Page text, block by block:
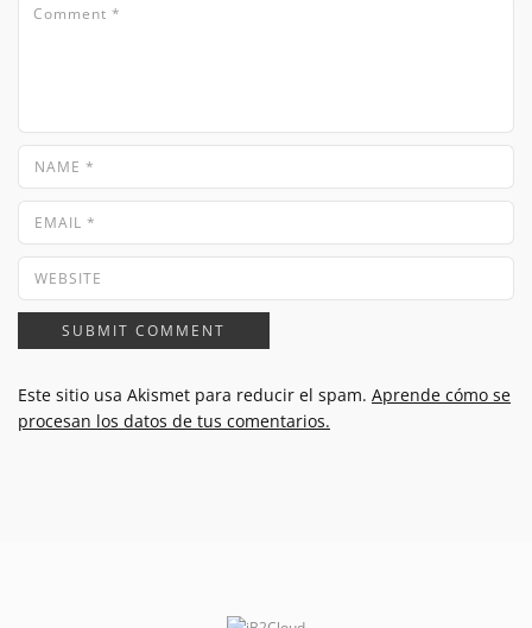
Este sitio usa Akismet para reducir el spam. Aprende cómo se
procesan los datos de tus comentarios.